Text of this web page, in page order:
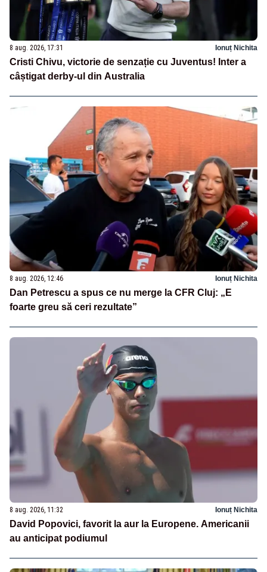
8 aug. 2026, 17:31 Ionuț Nichita
Cristi Chivu, victorie de senzație cu Juventus! Inter a
câștigat derby-ul din Australia
8 aug. 2026, 12:46 Ionuț Nichita
Dan Petrescu a spus ce nu merge la CFR Cluj: „E
foarte greu să ceri rezultate”
8 aug. 2026, 11:32 Ionuț Nichita
David Popovici, favorit la aur la Europene. Americanii
au anticipat podiumul